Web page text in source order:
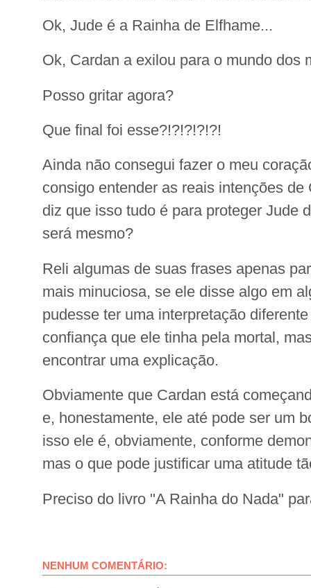
Ok, Jude é a Rainha de Elfhame...
Ok, Cardan a exilou para o mundo dos
Posso gritar agora?
Que final foi esse?!?!?!?!?!
Ainda não consegui fazer o meu
consigo entender as reais intenções de
diz que isso tudo é para proteger Jude
será mesmo?
Reli algumas de suas frases apenas
mais minuciosa, se ele disse algo em
pudesse ter uma interpretação
confiança que ele tinha pela mortal,
encontrar uma explicação.
Obviamente que Cardan está
e, honestamente, ele até pode ser um
isso ele é, obviamente, conforme
mas o que pode justificar uma atitude
Preciso do livro "A Rainha do Nada"
NENHUM COMENTÁRIO: